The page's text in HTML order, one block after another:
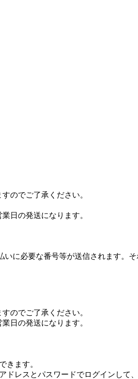
のでご了承ください。
日の発送になります。
に必要な番号等が送信されます。
のでご了承ください。
日の発送になります。
きます。
ドレスとパスワードでログインし